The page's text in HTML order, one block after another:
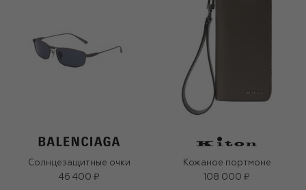
Солнцезащитные очки
46 400 ₽
Кожаное портмоне
108 000 ₽